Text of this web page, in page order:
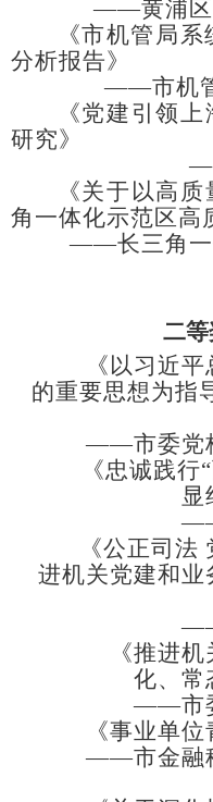
——黄浦区
《市机管局系
分析报告》
——市机
《党建引领
研究》
《关于以高
角一体化示范区高
——长三角一
二等
《以习近
的重要思想为指
——市委党
《忠诚践行
显
《公正司
进机关党建和业
《推进
化、常
——市
《事业单
——市金融